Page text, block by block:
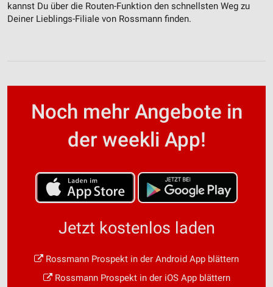
kannst Du über die Routen-Funktion den schnellsten Weg zu
Deiner Lieblings-Filiale von Rossmann finden.
Noch mehr Angebote in
der weekli App!
Jetzt kostenlos laden
Rossmann Prospekt in der Android App blättern
Rossmann Prospekt in der iOS App blättern